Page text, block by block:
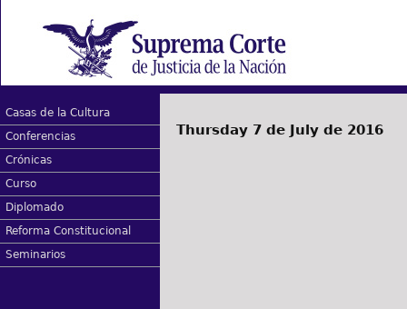
Casas de la Cultura
Conferencias
Crónicas
Curso
Diplomado
Reforma Constitucional
Seminarios
Thursday 7 de July de 2016